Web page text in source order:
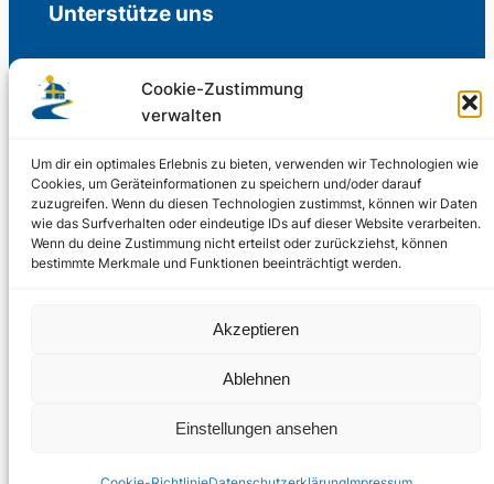
Cookie-Zustimmung
verwalten
Um dir ein optimales Erlebnis zu bieten, verwenden wir Technologien wie
Cookies, um Geräteinformationen zu speichern und/oder darauf
zuzugreifen. Wenn du diesen Technologien zustimmst, können wir Daten
wie das Surfverhalten oder eindeutige IDs auf dieser Website verarbeiten.
Wenn du deine Zustimmung nicht erteilst oder zurückziehst, können
bestimmte Merkmale und Funktionen beeinträchtigt werden.
Akzeptieren
Ablehnen
Einstellungen ansehen
Unterstütze uns
Freiwillige Spenden für die Aufrechterhaltung
Support us
© 2002 – 2026